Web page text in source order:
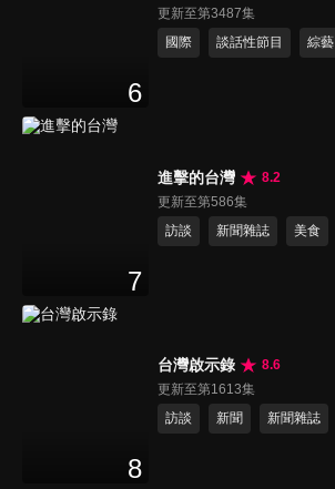
6
更新至第3487集
國際
談話性節目 綜藝
7
進擊的台灣
8.2
更新至第586集
訪談
新聞雜誌 美食
8
台灣啟示錄
8.6
更新至第1613集
訪談
新聞 新聞雜誌